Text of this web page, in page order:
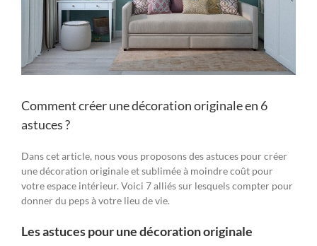
Comment créer une décoration originale en 6
astuces ?
Dans cet article, nous vous proposons des astuces pour créer
une décoration originale et sublimée à moindre coût pour
votre espace intérieur. Voici 7 alliés sur lesquels compter pour
donner du peps à votre lieu de vie.
Les astuces pour une décoration originale